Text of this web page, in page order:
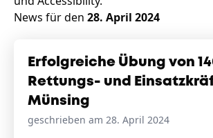
Newsreader
News für den 28. April 2024
Erfolgreiche Übung von
Rettungs- und
Münsing
geschrieben am 28. April 2024